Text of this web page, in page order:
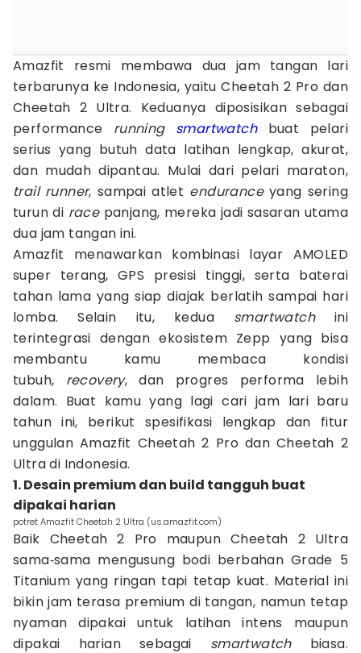
Amazfit resmi membawa dua jam tangan lari
terbarunya ke Indonesia, yaitu Cheetah 2 Pro dan
Cheetah 2 Ultra. Keduanya diposisikan sebagai
performance running smartwatchbuat pelari
serius yang butuh data latihan lengkap, akurat,
dan mudah dipantau. Mulai dari pelari maraton,
trail runner, sampai atlet enduranceyang sering
turun di racepanjang, mereka jadi sasaran utama
dua jam tangan ini.
Amazfit menawarkan kombinasi layar AMOLED
super terang, GPS presisi tinggi, serta baterai
tahan lama yang siap diajak berlatih sampai hari
lomba. Selain itu, kedua smartwatchini
terintegrasi dengan ekosistem Zepp yang bisa
membantu kamu membaca kondisi
tubuh, recovery, dan progres performa lebih
dalam. Buat kamu yang lagi cari jam lari baru
tahun ini, berikut spesifikasi lengkap dan fitur
unggulan Amazfit Cheetah 2 Pro dan Cheetah 2
Ultra di Indonesia.
1. Desain premium dan build tangguh buat
dipakai harian
potret Amazfit Cheetah 2 Ultra (us.amazfit.com)
Baik Cheetah 2 Pro maupun Cheetah 2 Ultra
sama‑sama mengusung bodi berbahan Grade 5
Titanium yang ringan tapi tetap kuat. Material ini
bikin jam terasa premium di tangan, namun tetap
nyaman dipakai untuk latihan intens maupun
dipakai harian sebagai smartwatchbiasa.